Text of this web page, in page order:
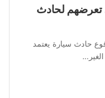
تعرضهم لحادث
حادث سيارة يعتمد